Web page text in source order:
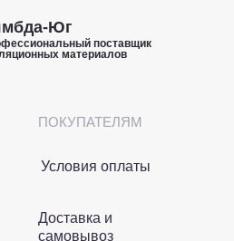
Условия оплаты
ПОКУПАТЕЛЯМ
Юг
поставщик
материалов
Доставка и
самовывоз